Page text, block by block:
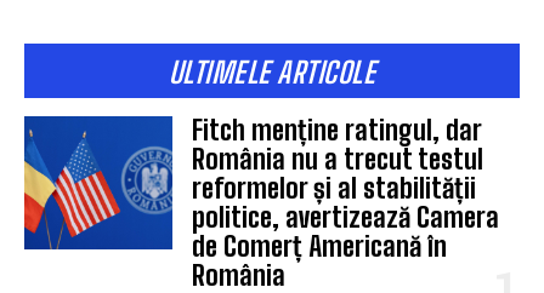
ULTIMELE ARTICOLE
Fitch menține ratingul, dar
România nu a trecut testul
reformelor și al stabilității
politice, avertizează Camera
de Comerț Americană în
România